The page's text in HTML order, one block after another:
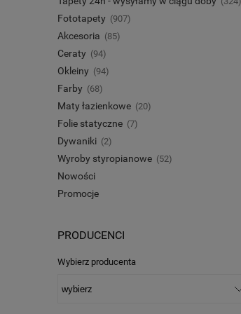
Fototapety (907)
Akcesoria (85)
Ceraty (94)
Okleiny (94)
Farby (68)
Maty łazienkowe (20)
Folie statyczne (7)
Dywaniki (2)
Wyroby styropianowe (52)
Nowości
Promocje
PRODUCENCI
Wybierz producenta